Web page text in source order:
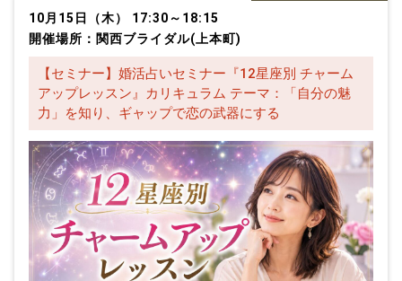
10月15日（木） 17:30～18:15
開催場所：関西ブライダル(上本町)
【セミナー】婚活占いセミナー『12星座別 チャーム
アップレッスン』カリキュラム テーマ：「自分の魅
力」を知り、ギャップで恋の武器にする